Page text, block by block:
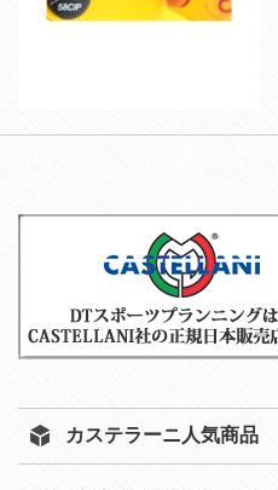
カステラーニ人気商品